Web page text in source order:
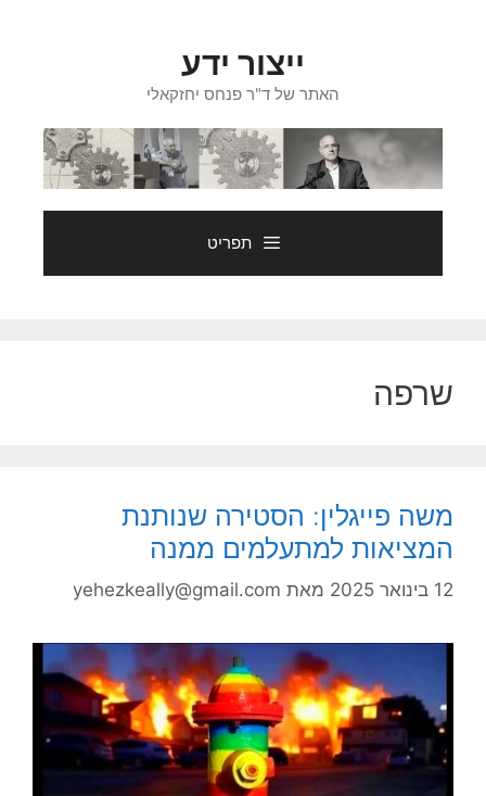
ייצור ידע
האתר של ד"ר פנחס יחזקאלי
תפריט
שרפה
משה פייגלין: הסטירה שנותנת
המציאות למתעלמים ממנה
12 בינואר 2025 מאת yehezkeally@gmail.com